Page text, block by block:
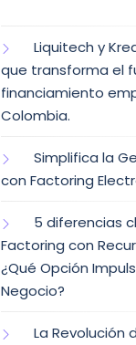
Liquitech y
que transforma el
financiamiento
Colombia.
Simplifica la
con Factoring
5 diferencias
Factoring con
¿Qué Opción
Negocio?
La Revolución